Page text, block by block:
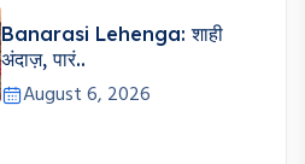
Banarasi Lehenga: शाही
अंदाज़, पारं..
August 6, 2026